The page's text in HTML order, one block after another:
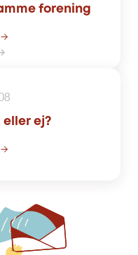
forening
eller ej?